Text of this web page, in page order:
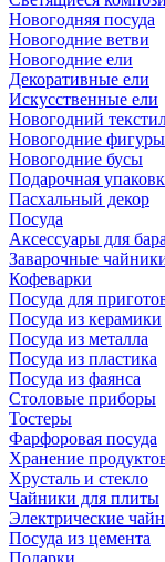
Новогодняя посуда
Новогодние ветви
Новогодние ели
Декоративные ели
Искусственные ели
Новогодний
Новогодние фигуры
Новогодние бусы
Подарочная
Пасхальный декор
Посуда
Аксессуары для бара
Заварочные
Кофеварки
Посуда для
Посуда из керамики
Посуда из металла
Посуда из пластика
Посуда из фаянса
Столовые приборы
Тостеры
Фарфоровая посуда
Хранение
Хрусталь и стекло
Чайники для плиты
Электрические
Посуда из цемента
Подарки